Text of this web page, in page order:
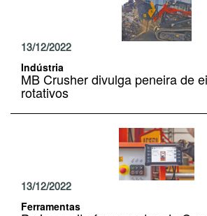
13/12/2022
Indústria
MB Crusher divulga peneira de
rotativos
13/12/2022
Ferramentas